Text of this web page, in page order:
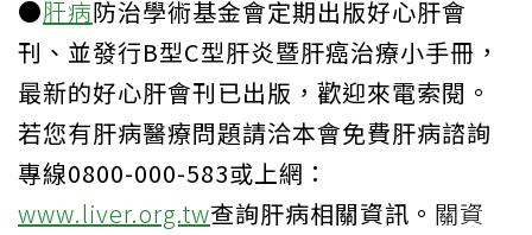
●肝病防治學術基金會定期出版好心肝會
刊、並發行B型C型肝炎暨肝癌治療小手冊，
最新的好心肝會刊已出版，歡迎來電索閱。
若您有肝病醫療問題請洽本會免費肝病諮詢
專線0800-000-583或上網：
www.liver.org.tw查詢肝病相關資訊。 關資